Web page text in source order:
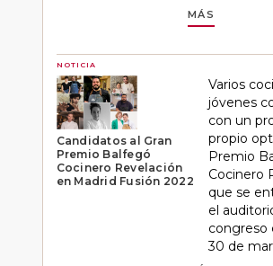
MÁS
NOTICIA
Candidatos al Gran
Premio Balfegó
Cocinero Revelación
en Madrid Fusión 2022
Varios
jóvenes
con un
propio
Premio
Cocinero
que se
el
congreso
30 de